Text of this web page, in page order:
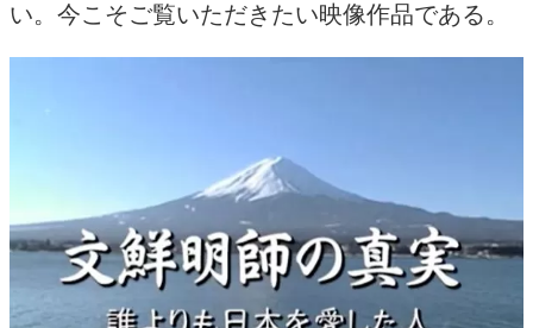
い。今こそご覧いただきたい映像作品である。